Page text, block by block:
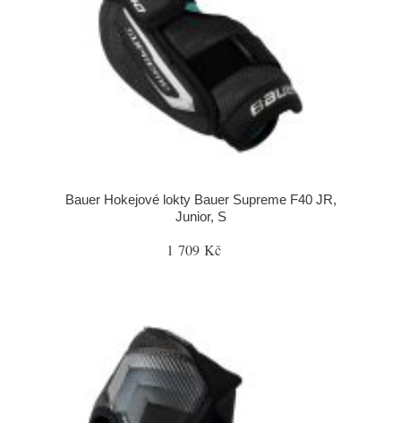
Bauer Hokejové lokty Bauer Supreme F40 JR,
Junior, S
1 709 Kč